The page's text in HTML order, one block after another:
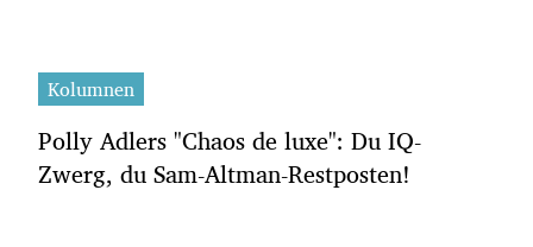
Kolumnen
Polly Adlers "Chaos de luxe": Du IQ-
Zwerg, du Sam-Altman-Restposten!